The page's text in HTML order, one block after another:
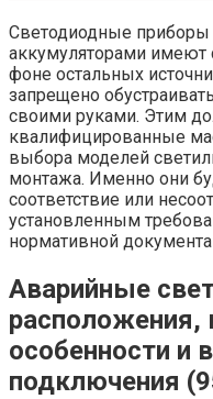
Светодиодные
аккумуляторами
фоне остальных
запрещено
своими руками. Этим
квалифицированные
выбора моделей
монтажа. Именно они
соответствие или
установленным
нормативной
Аварийные
расположения,
особенности и
подключения